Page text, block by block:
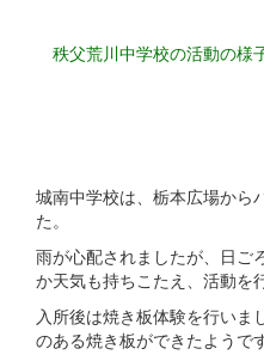
秩父荒川中学校の活動の様
城南中学校は、栃本広場から
た。
雨が心配されましたが、日ご
か天気も持ちこたえ、活動を
入所後は焼き板体験を行い
のある焼き板ができたようです